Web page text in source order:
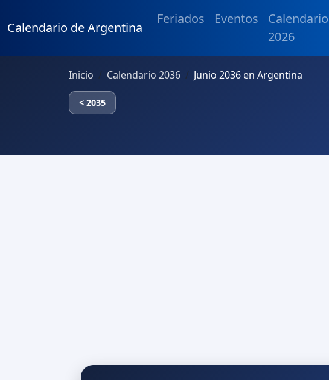
Calendario de Argentina
Feriados Eventos
Calendario
2026
Inicio Calendario 2036 Junio 2036 en Argentina
< 2035